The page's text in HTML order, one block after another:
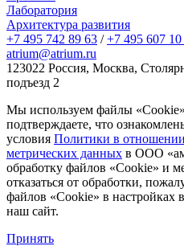
Лаборатория
Архитектура развития
+7 495 742 89 63 / +7 495 607 10
atrium@atrium.ru
123022 Россия, Москва,
подъезд 2
Мы используем файлы
подтверждаете, что
условия Политики в
метрических данных в ООО «ам
обработку файлов «Cookie» и
отказаться от обработки,
файлов «Cookie» в настройках
наш сайт.
Принять